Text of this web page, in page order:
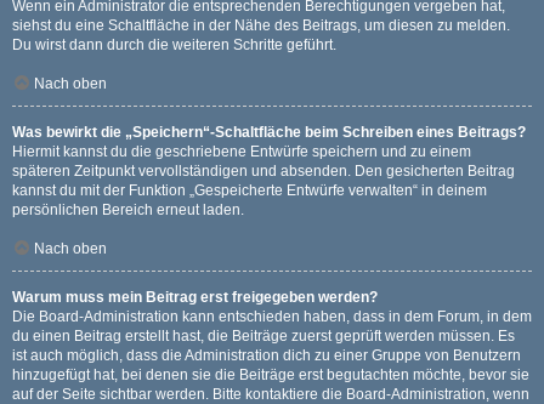
Wenn ein Administrator die entsprechenden Berechtigungen vergeben hat,
siehst du eine Schaltfläche in der Nähe des Beitrags, um diesen zu melden.
Du wirst dann durch die weiteren Schritte geführt.
Nach oben
Was bewirkt die „Speichern“-Schaltfläche beim Schreiben eines Beitrags?
Hiermit kannst du die geschriebene Entwürfe speichern und zu einem
späteren Zeitpunkt vervollständigen und absenden. Den gesicherten Beitrag
kannst du mit der Funktion „Gespeicherte Entwürfe verwalten“ in deinem
persönlichen Bereich erneut laden.
Nach oben
Warum muss mein Beitrag erst freigegeben werden?
Die Board-Administration kann entschieden haben, dass in dem Forum, in dem
du einen Beitrag erstellt hast, die Beiträge zuerst geprüft werden müssen. Es
ist auch möglich, dass die Administration dich zu einer Gruppe von Benutzern
hinzugefügt hat, bei denen sie die Beiträge erst begutachten möchte, bevor sie
auf der Seite sichtbar werden. Bitte kontaktiere die Board-Administration, wenn